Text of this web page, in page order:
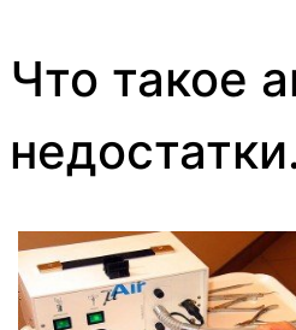
Что такое